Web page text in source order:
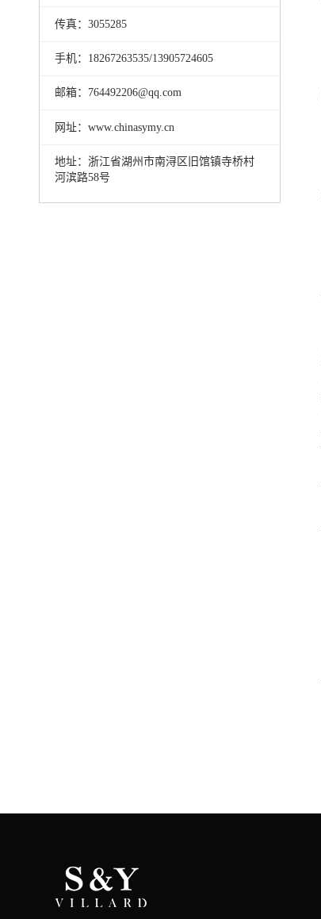
传真：3055285
手机：18267263535/13905724605
邮箱：764492206@qq.com
网址：www.chinasymy.cn
地址：浙江省湖州市南浔区旧馆镇寺桥村
河滨路58号